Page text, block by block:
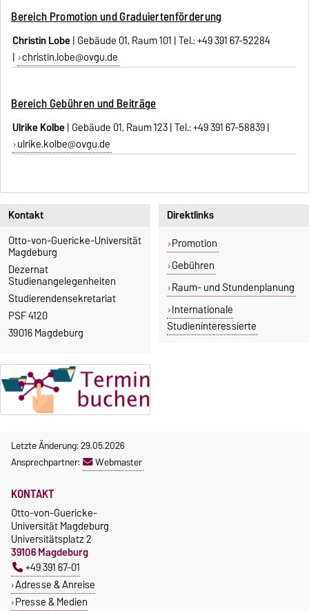
Bereich Promotion und Graduiertenförderung
Christin Lobe| Gebäude 01, Raum 101 | Tel.: +49 391 67-52284
| christin.lobe@ovgu.de
Bereich Gebühren und Beiträge
Ulrike Kolbe| Gebäude 01, Raum 123 | Tel.: +49 391 67-58839 |
ulrike.kolbe@ovgu.de
Kontakt
Otto-von-Guericke-Universität
Magdeburg
Dezernat
Studienangelegenheiten
Studierendensekretariat
PSF 4120
39016 Magdeburg
Direktlinks
Promotion
Gebühren
Raum- und Stundenplanung
Internationale
Studieninteressierte
Letzte Änderung: 29.05.2026
Ansprechpartner:
Webmaster
KONTAKT
Otto-von-Guericke-
Universität Magdeburg
Universitätsplatz 2
39106 Magdeburg
+49 391 67-01
Adresse & Anreise
Presse & Medien